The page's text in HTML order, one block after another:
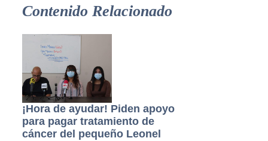
Contenido Relacionado
¡Hora de ayudar! Piden apoyo
para pagar tratamiento de
cáncer del pequeño Leonel